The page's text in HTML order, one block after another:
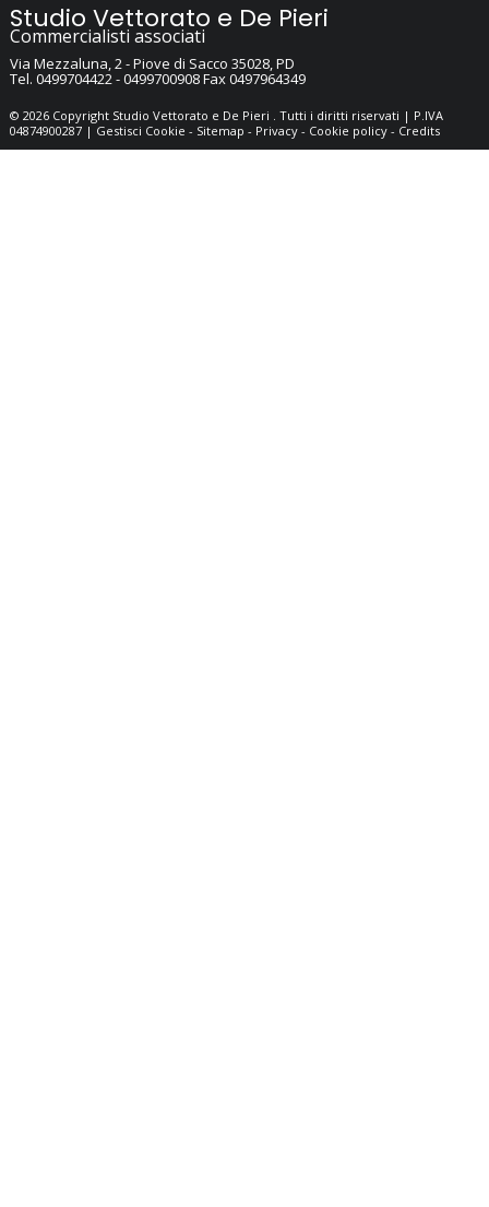
Studio Vettorato e De Pieri
Commercialisti associati
Via Mezzaluna, 2 -Piove di Sacco 35028,PD
Tel. 0499704422 - 0499700908Fax0497964349
© 2026 Copyright Studio Vettorato e De Pieri . Tutti i diritti riservati | P.IVA
04874900287 | Gestisci Cookie - Sitemap - Privacy- Cookie policy- Credits